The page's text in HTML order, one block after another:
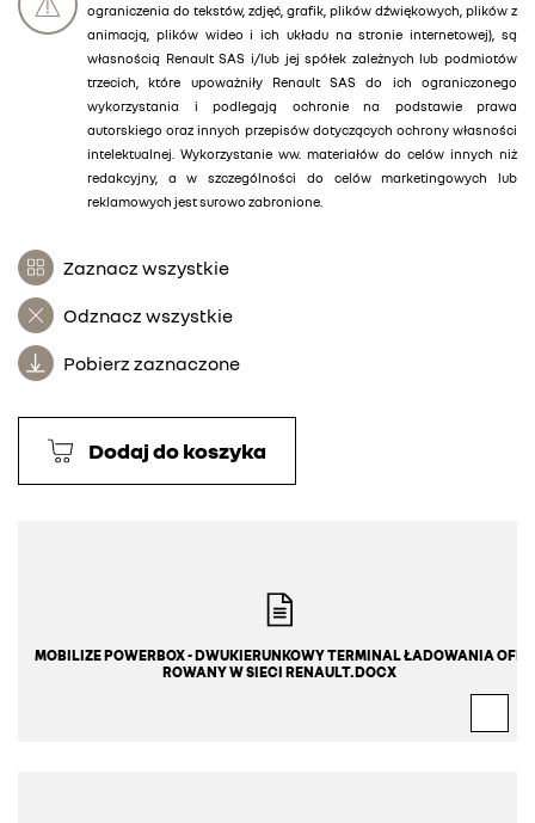
ograniczenia do tekstów, zdjęć, grafik, plików dźwiękowych, plików z
animacją, plików wideo i ich układu na stronie internetowej), są
własnością Renault SAS i/lub jej spółek zależnych lub podmiotów
trzecich, które upoważniły Renault SAS do ich ograniczonego
wykorzystania i podlegają ochronie na podstawie prawa
autorskiego oraz innych przepisów dotyczących ochrony własności
intelektualnej. Wykorzystanie ww. materiałów do celów innych niż
redakcyjny, a w szczególności do celów marketingowych lub
reklamowych jest surowo zabronione.
Zaznacz wszystkie
Odznacz wszystkie
Pobierz zaznaczone
Dodaj do koszyka
MOBILIZE POWERBOX - DWUKIERUNKOWY TERMINAL ŁADOWANIA OFE
ROWANY W SIECI RENAULT.DOCX